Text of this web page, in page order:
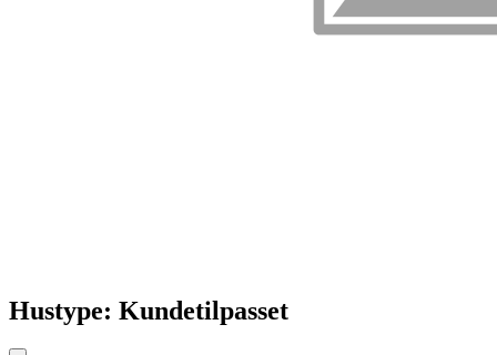
Hustype: Kundetilpasset